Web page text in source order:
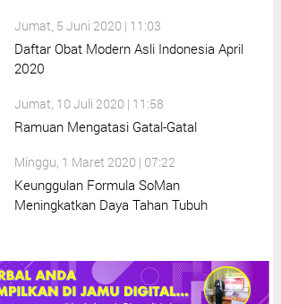
Jumat, 5 Juni 2020 | 11:03
Daftar Obat Modern Asli Indonesia April
2020
Jumat, 10 Juli 2020 | 11:58
Ramuan Mengatasi Gatal-Gatal
Minggu, 1 Maret 2020 | 07:22
Keunggulan Formula SoMan
Meningkatkan Daya Tahan Tubuh